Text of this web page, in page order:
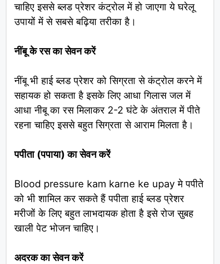
चाहिए इससे ब्लड प्रेशर कंट्रोल में हो जाएगा ये घरेलू
उपायों में से सबसे बढ़िया तरीका है।
नींबू के रस का सेवन करें
नींबू भी हाई ब्लड प्रेशर को सिग्रता से कंट्रोल करने में
सहायक हो सकता है इसके लिए आधा गिलास जल में
आधा नीबू का रस मिलाकर 2-2 घंटे के अंतराल में पीते
रहना चाहिए इससे बहुत सिग्रता से आराम मिलता है।
पपीता (पपाया) का सेवन करें
Blood pressure kam karne ke upay मे पपीते
को भी शामिल कर सकते हैं पपीता हाई ब्लड प्रेशर
मरीजों के लिए बहुत लाभदायक होता है इसे रोज सुबह
खाली पेट भोजन चाहिए।
अदरक का सेवन करें